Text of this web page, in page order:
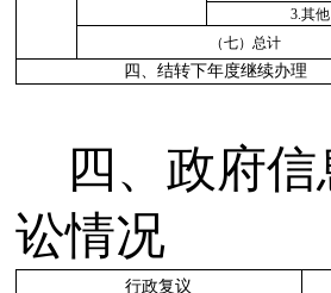
3 .其他
（七）总计
四、结转下年度继续办理
四、政府
讼情况
行政复议